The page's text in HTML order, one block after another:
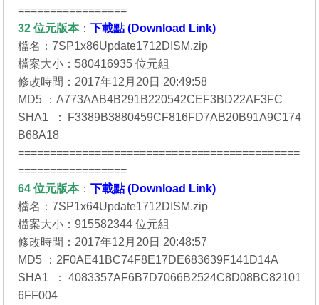
=================
32 位元版本：下載點 (Download Link)
檔名：7SP1x86Update1712DISM.zip
檔案大小：580416935 位元組
修改時間：2017年12月20日 20:49:58
MD5 ：A773AAB4B291B220542CEF3BD22AF3FC
SHA1 ：F3389B3880459CF816FD7AB20B91A9C174
B68A18
============================================
=================
64 位元版本：下載點 (Download Link)
檔名：7SP1x64Update1712DISM.zip
檔案大小：915582344 位元組
修改時間：2017年12月20日 20:48:57
MD5 ：2F0AE41BC74F8E17DE683639F141D14A
SHA1 ：4083357AF6B7D7066B2524C8D08BC82101
6FF004